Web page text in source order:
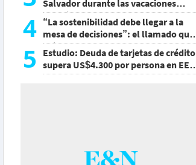
Salvador durante las vacaciones
agostinas
4 “La sostenibilidad debe llegar a la
mesa de decisiones”: el llamado que
deja CentraRSE
5
Estudio: Deuda de tarjetas de crédito
supera US$4.300 por persona en EE.
UU.